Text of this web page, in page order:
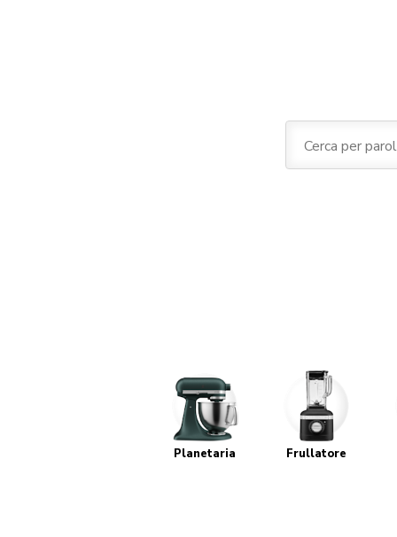
Planetaria Frullatore